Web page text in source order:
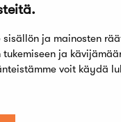
ja mainosten
ja
voit käydä